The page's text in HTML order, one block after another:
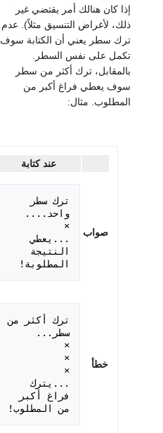
إذا كان هنالك أمر يقتضي غير
ذلك، لأغراض التنسيق مثلاً). عدم
ترك سطر يعني أن الكتابة سوف
تكمل على نفس السطر.
بالمقابل، ترك أكثر من سطر
سوف يعطي فراغ أكبر من
المطلوب. مثال:
عند كتابة
صواب
...يعطي
المطلوبة!
خطأ
من المطلوب!